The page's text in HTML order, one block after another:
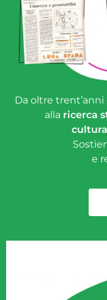
Da oltre trent’anni
alla ricerca
e